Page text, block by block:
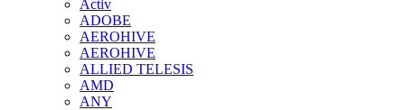
Activ
ADOBE
AEROHIVE
AEROHIVE
ALLIED TELESIS
AMD
ANY